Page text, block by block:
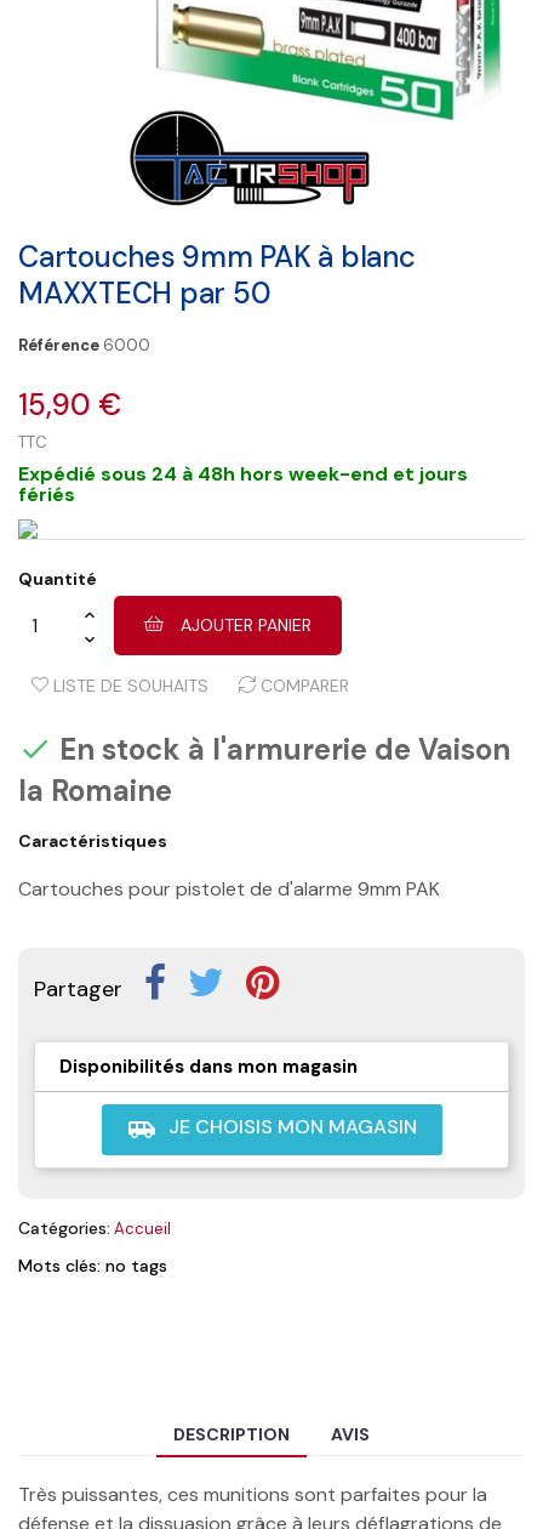
Cartouches 9mm PAK à blanc
MAXXTECH par 50
Référence 6000
15,90 €
TTC
Expédié sous 24 à 48h hors week-end et jours
fériés
Quantité
AJOUTER PANIER
LISTE DE SOUHAITS COMPARER
 En stock à l'armurerie de Vaison
la Romaine
Caractéristiques
Cartouches pour pistolet de d'alarme 9mm PAK
Partager
Disponibilités dans mon magasin
airport_shuttle JE CHOISIS MON MAGASIN
Catégories: Accueil
Mots clés: no tags
DESCRIPTION AVIS
Très puissantes, ces munitions sont parfaites pour la